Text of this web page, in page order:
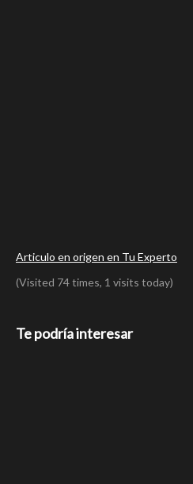
Articulo en origen en Tu Experto
(Visited 74 times, 1 visits today)
Te podría interesar